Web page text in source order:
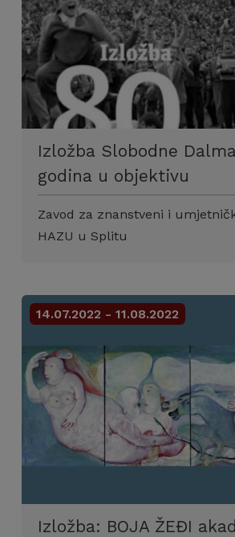
Izložba Slobodne
godina u objektivu
Zavod za znanstveni i
HAZU u Splitu
14.07.2022 - 11.08.2022
Izložba: BOJA ŽEĐI